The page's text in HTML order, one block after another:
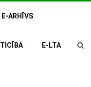
E-ARHĪVS
TICĪBA E-LTA